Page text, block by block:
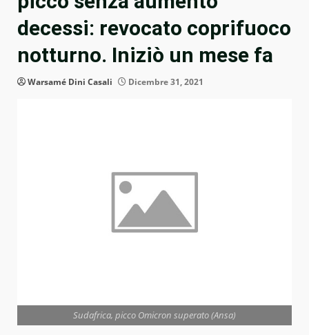
decessi: revocato coprifuoco
notturno. Iniziò un mese fa
Warsamé Dini Casali Dicembre 31, 2021
Sudafrica, picco Omicron superato (Ansa)